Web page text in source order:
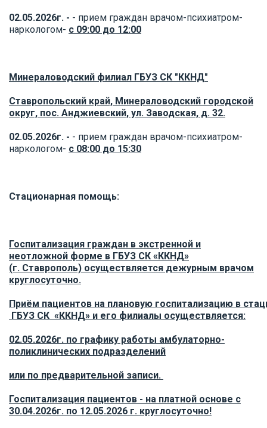
02.05.2026г. - - прием граждан врачом-психиатром-
наркологом- с 09:00 до 12:00
Минераловодский филиал ГБУЗ СК "ККНД"
Ставропольский край, Минераловодский городской
округ, пос. Анджиевский, ул. Заводская, д. 32.
02.05.2026г. - - прием граждан врачом-психиатром-
наркологом- с 08:00 до 15:30
Стационарная помощь:
Госпитализация граждан в экстренной и
неотложной форме в ГБУЗ СК «ККНД»
(г. Ставрополь) осуществляется дежурным врачом
круглосуточно.
Приём пациентов на плановую госпитализацию в
ГБУЗ СК «ККНД» и его филиалы осуществляется:
02.05.2026г. по графику работы амбулаторно-
поликлинических подразделений
или по предварительной записи.
Госпитализация пациентов - на платной основе с
30.04.2026г. по 12.05.2026 г. круглосуточно!